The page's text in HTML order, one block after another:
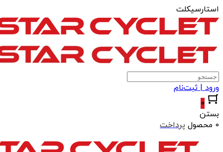
استارسیکلت
ورود | ثبت‌نام
0
بستن
0 محصول
پرداخت